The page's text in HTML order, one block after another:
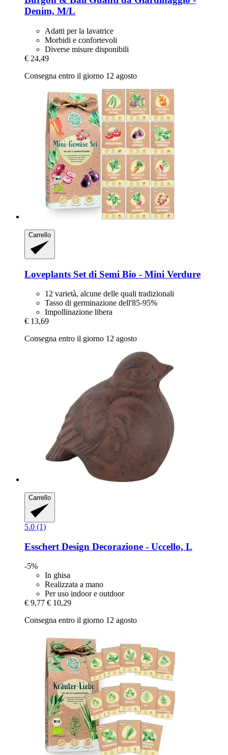
Denim, M/L
Adatti per la lavatrice
Morbidi e confortevoli
Diverse misure disponibili
€ 24,49
Consegna entro il giorno 12 agosto
Carrello
Loveplants Set di Semi Bio -​ Mini Verdure
12 varietà, alcune delle quali tradizionali
Tasso di germinazione dell'85-95%
Impollinazione libera
€ 13,69
Consegna entro il giorno 12 agosto
Carrello
5.0 (1)
Esschert Design Decorazione -​ Uccello, L
-5%
In ghisa
Realizzata a mano
Per uso indoor e outdoor
€ 9,77 € 10,29
Consegna entro il giorno 12 agosto